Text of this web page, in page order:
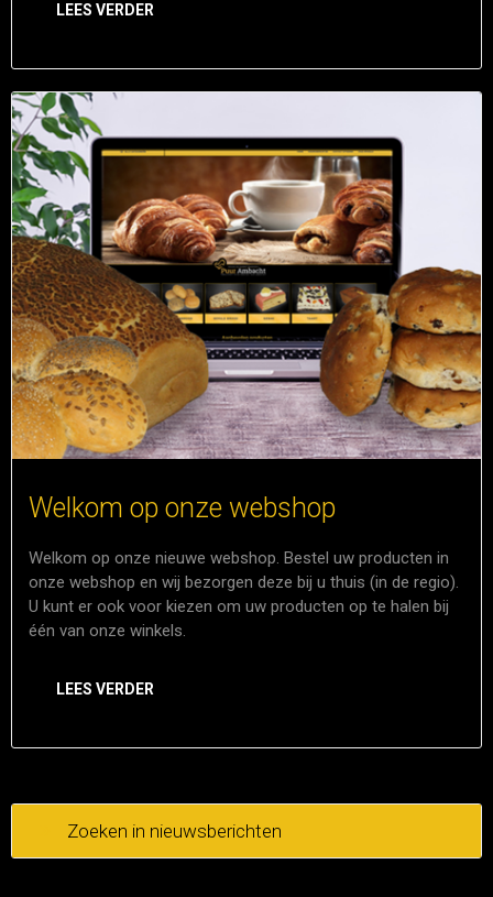
LEES VERDER
Welkom op onze webshop
Welkom op onze nieuwe webshop. Bestel uw producten in
onze webshop en wij bezorgen deze bij u thuis (in de regio).
U kunt er ook voor kiezen om uw producten op te halen bij
één van onze winkels.
LEES VERDER
Zoeken in nieuwsberichten